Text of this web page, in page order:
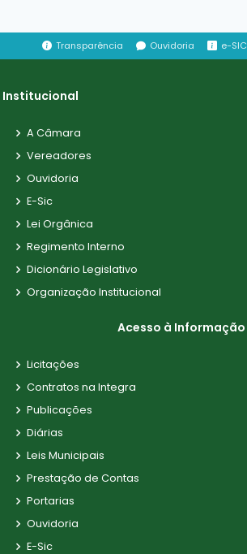
Transparência Ouvidoria e-SIC
Institucional
A Câmara
Vereadores
Ouvidoria
E-Sic
Lei Orgânica
Regimento Interno
Dicionário Legislativo
Organização Institucional
Acesso à Informação
Licitações
Contratos na Integra
Publicações
Diárias
Leis Municipais
Prestação de Contas
Portarias
Ouvidoria
E-Sic